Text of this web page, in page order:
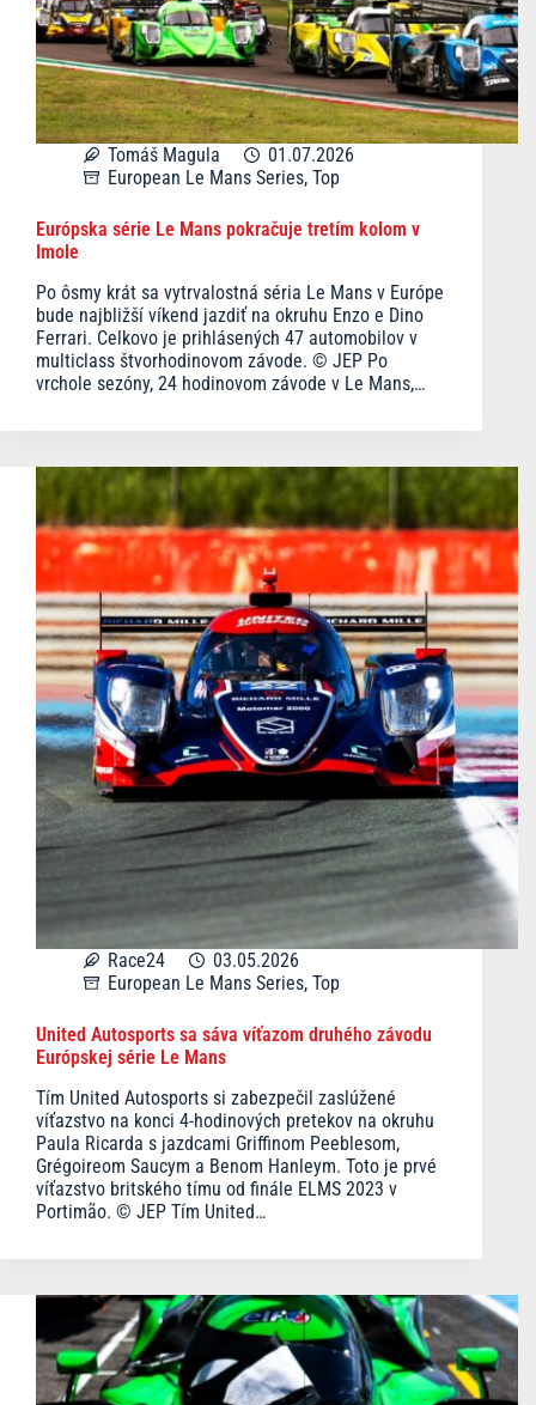
Tomáš Magula
01.07.2026
European Le Mans Series, Top
Európska série Le Mans pokračuje tretím kolom v
Imole
Po ôsmy krát sa vytrvalostná séria Le Mans v Európe
bude najbližší víkend jazdiť na okruhu Enzo e Dino
Ferrari. Celkovo je prihlásených 47 automobilov v
multiclass štvorhodinovom závode. © JEP Po
vrchole sezóny, 24 hodinovom závode v Le Mans,…
Race24
03.05.2026
European Le Mans Series, Top
United Autosports sa sáva víťazom druhého závodu
Európskej série Le Mans
Tím United Autosports si zabezpečil zaslúžené
víťazstvo na konci 4-hodinových pretekov na okruhu
Paula Ricarda s jazdcami Griffinom Peeblesom,
Grégoireom Saucym a Benom Hanleym. Toto je prvé
víťazstvo britského tímu od finále ELMS 2023 v
Portimão. © JEP Tím United…